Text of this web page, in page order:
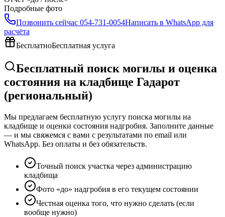
Подробные фото
Позвонить сейчас 054-731-0054Написать в WhatsApp для
расчёта
БесплатноБесплатная услуга
Бесплатный поиск могилы и оценка
состояния на кладбище Гадарот
(региональный)
Мы предлагаем бесплатную услугу поиска могилы на
кладбище и оценки состояния надгробия. Заполните данные
— и мы свяжемся с вами с результатами по email или
WhatsApp. Без оплаты и без обязательств.
Точный поиск участка через администрацию
кладбища
Фото «до» надгробия в его текущем состоянии
Честная оценка того, что нужно сделать (если
вообще нужно)